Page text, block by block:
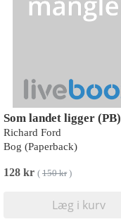
Som landet ligger (PB)
Richard Ford
Bog (Paperback)
128 kr ( 150 kr)
Læg i kurv